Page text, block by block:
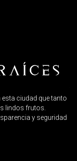
ciudad que tanto
lindos frutos.
y seguridad